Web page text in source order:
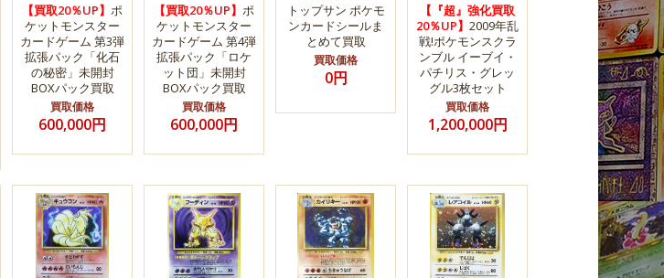
【買取20％UP】 ポ
ケットモンスター
カードゲーム 第3弾
拡張パック「化石
の秘密」未開封
BOXパック買取
買取価格
600,000円
【買取20％UP】 ポ
ケットモンスター
カードゲーム 第4弾
拡張パック「ロケ
ット団」未開封
BOXパック買取
買取価格
600,000円
トップサン ポケモ
ンカードシールま
とめて買取
買取価格
0円
【『超』強化買取
20％UP】 2009年乱
戦!ポケモンスクラ
ンブル イーブイ・
パチリス・グレッ
グル3枚セット
買取価格
1,200,000円